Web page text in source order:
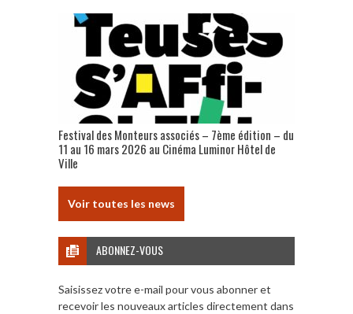
Festival des Monteurs associés – 7ème édition – du
11 au 16 mars 2026 au Cinéma Luminor Hôtel de
Ville
Voir toutes les news
ABONNEZ-VOUS
Saisissez votre e-mail pour vous abonner et
recevoir les nouveaux articles directement dans